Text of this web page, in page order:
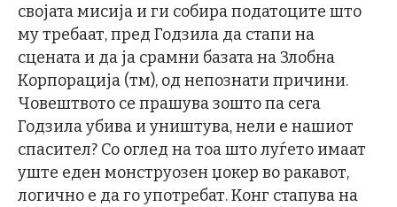
својата мисија и ги собира податоците што
му требаат, пред Годзила да стапи на
сцената и да ја срамни базата на Злобна
Корпорација (тм), од непознати причини.
Човештвото се прашува зошто па сега
Годзила убива и уништува, нели е нашиот
спасител? Со оглед на тоа што луѓето имаат
уште еден монструозен џокер во ракавот,
логично е да го употребат. Конг стапува на